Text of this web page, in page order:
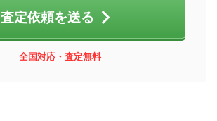
査定依頼を送る
全国対応・ 査定無料